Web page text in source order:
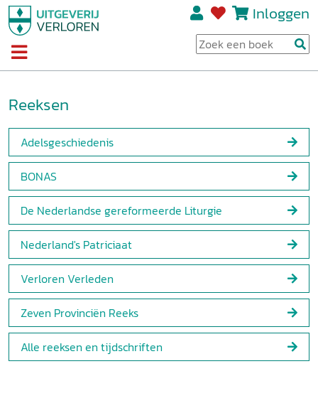
Inloggen
Reeksen
Adelsgeschiedenis
BONAS
De Nederlandse gereformeerde Liturgie
Nederland's Patriciaat
Verloren Verleden
Zeven Provinciën Reeks
Alle reeksen en tijdschriften